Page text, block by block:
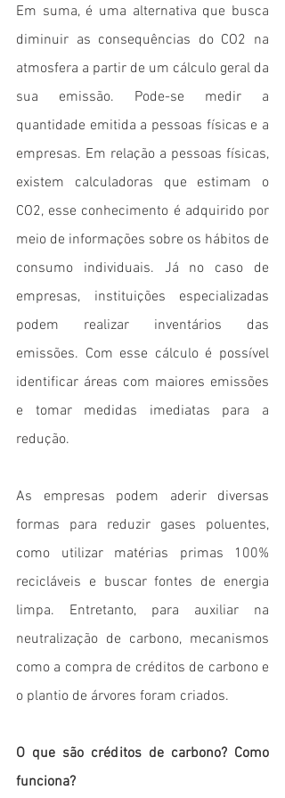
Em suma, é uma alternativa que busca
diminuir as consequências do CO2 na
atmosfera a partir de um cálculo geral da
sua emissão. Pode-se medir a
quantidade emitida a pessoas físicas e a
empresas. Em relação a pessoas físicas,
existem calculadoras que estimam o
CO2, esse conhecimento é adquirido por
meio de informações sobre os hábitos de
consumo individuais. Já no caso de
empresas, instituições especializadas
podem realizar inventários das
emissões. Com esse cálculo é possível
identificar áreas com maiores emissões
e tomar medidas imediatas para a
redução.
As empresas podem aderir diversas
formas para reduzir gases poluentes,
como utilizar matérias primas 100%
recicláveis e buscar fontes de energia
limpa. Entretanto, para auxiliar na
neutralização de carbono, mecanismos
como a compra de créditos de carbono e
o plantio de árvores foram criados.
O que são créditos de carbono? Como
funciona?